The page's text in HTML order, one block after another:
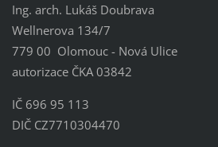
Ing. arch. Lukáš Doubrava
Wellnerova 134/7
779 00 Olomouc - Nová Ulice
autorizace ČKA 03842
IČ 696 95 113
DIČ CZ7710304470